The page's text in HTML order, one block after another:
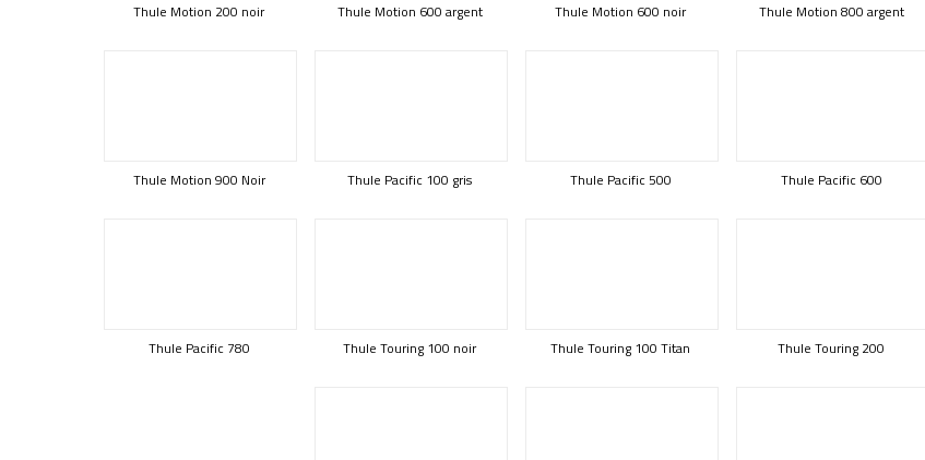
Thule Motion 200 noir Thule Motion 600 argent Thule Motion 600 noir Thule Motion 800 argent
Thule Motion 900 Noir Thule Pacific 100 gris Thule Pacific 500 Thule Pacific 600
Thule Pacific 780 Thule Touring 100 noir Thule Touring 100 Titan Thule Touring 200